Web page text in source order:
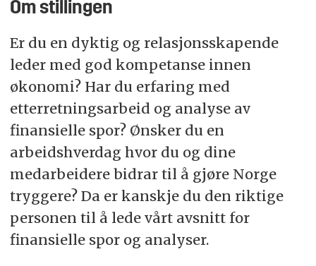
Om stillingen
Er du en dyktig og relasjonsskapende
leder med god kompetanse innen
økonomi? Har du erfaring med
etterretningsarbeid og analyse av
finansielle spor? Ønsker du en
arbeidshverdag hvor du og dine
medarbeidere bidrar til å gjøre Norge
tryggere? Da er kanskje du den riktige
personen til å lede vårt avsnitt for
finansielle spor og analyser.